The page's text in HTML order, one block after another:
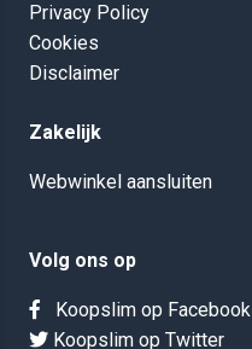
Privacy Policy
Cookies
Disclaimer
Zakelijk
Webwinkel aansluiten
Volg ons op
Koopslim op Facebook
Koopslim op Twitter